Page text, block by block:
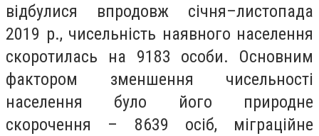
відбулися впродовж січня–листопада
2019 р., чисельність наявного населення
скоротилась на 9183 особи. Основним
фактором зменшення чисельності
населення було його природне
скорочення – 8639 осіб, міграційне